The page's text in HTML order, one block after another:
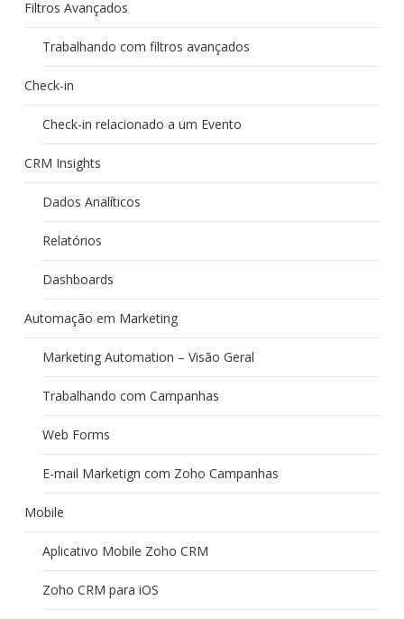
Filtros Avançados
Trabalhando com filtros avançados
Check-in
Check-in relacionado a um Evento
CRM Insights
Dados Analíticos
Relatórios
Dashboards
Automação em Marketing
Marketing Automation – Visão Geral
Trabalhando com Campanhas
Web Forms
E-mail Marketign com Zoho Campanhas
Mobile
Aplicativo Mobile Zoho CRM
Zoho CRM para iOS